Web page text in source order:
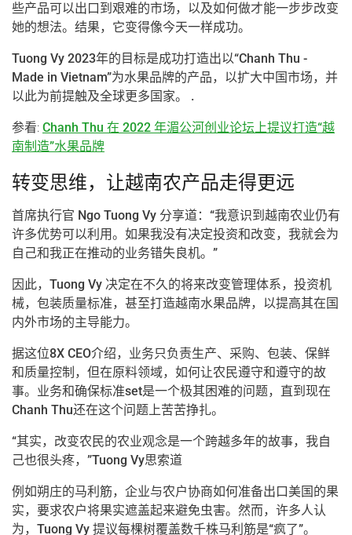
些产品可以出口到艰难的市场，以及如何做才能一步步改变
她的想法。结果，它变得像今天一样成功。
Tuong Vy 2023年的目标是成功打造出以“Chanh Thu -
Made in Vietnam”为水果品牌的产品，以扩大中国市场，并
以此为前提触及全球更多国家。 .
参看: Chanh Thu 在 2022 年湄公河创业论坛上提议打造“越
南制造”水果品牌
转变思维，让越南农产品走得更远
首席执行官 Ngo Tuong Vy 分享道：“我意识到越南农业仍有
许多优势可以利用。如果我没有决定投资和改变，我就会为
自己和我正在推动的业务错失良机。”
因此，Tuong Vy 决定在不久的将来改变管理体系，投资机
械，包装质量标准，甚至打造越南水果品牌，以提高其在国
内外市场的主导能力。
据这位8X CEO介绍，业务只负责生产、采购、包装、保鲜
和质量控制，但在原料领域，如何让农民遵守和遵守的故
事。业务和确保标准set是一个极其困难的问题，直到现在
Chanh Thu还在这个问题上苦苦挣扎。
“其实，改变农民的农业观念是一个跨越多年的故事，我自
己也很头疼，”Tuong Vy思索道
例如朔庄的马利筋，企业与农户协商如何准备出口美国的果
实，要求农户将果实遮盖起来避免虫害。然而，许多人认
为，Tuong Vy 提议每棵树覆盖数千株马利筋是“疯了”。